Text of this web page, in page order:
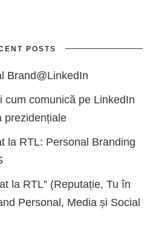
POSTS
Brand@LinkedIn
cum comunică pe LinkedIn
prezidențiale
la RTL: Personal Branding
la RTL” (Reputație, Tu în
Personal, Media și Social